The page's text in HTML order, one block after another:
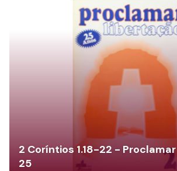
2 Coríntios 1.18-22 -
25